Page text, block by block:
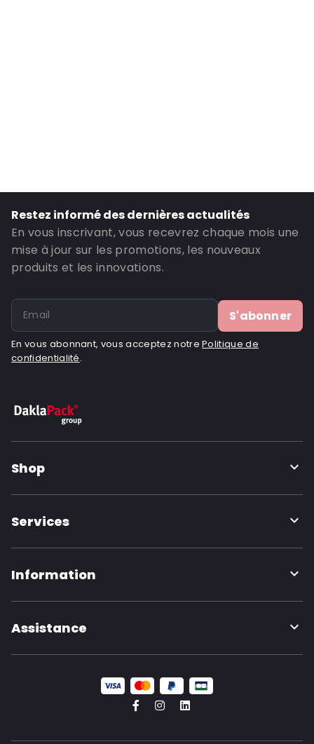
Fermetures: Fermeture à bande adhésive
Contenance en ml: 400
En-tête: 30
Gousset inférieur: 35
Restez informé des dernières actualités
En vous inscrivant, vous recevrez chaque mois une
mise à jour sur les promotions, les nouveaux
produits et les innovations.
S'abonner
En vous abonnant, vous acceptez notrePolitique de
confidentialité.
Shop
Services
Information
Assistance